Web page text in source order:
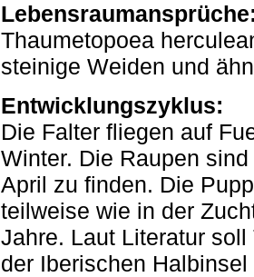
Thaumetopoea
steinige Weiden und
Entwicklungszyklus:
Die Falter fliegen auf
Winter. Die Raupen
April zu finden. Die
teilweise wie in der
Jahre. Laut Literatur
der Iberischen